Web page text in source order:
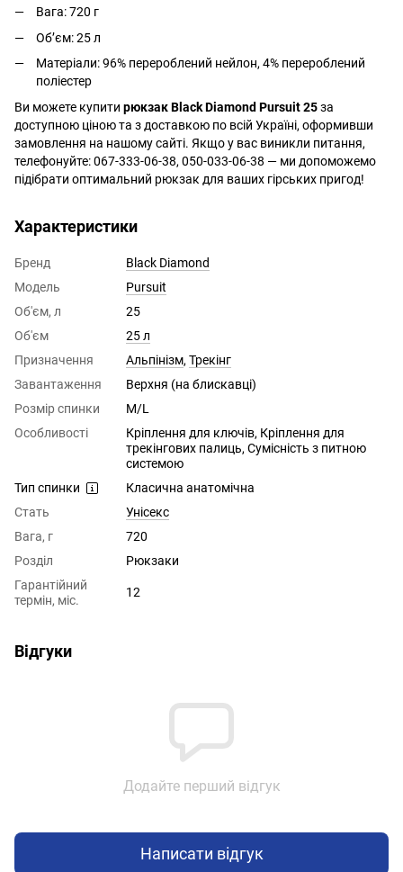
Вага: 720 г
Об’єм: 25 л
Матеріали: 96% перероблений нейлон, 4% перероблений
поліестер
Ви можете купити рюкзак Black Diamond Pursuit 25за
доступною ціною та з доставкою по всій Україні, оформивши
замовлення на нашому сайті. Якщо у вас виникли питання,
телефонуйте: 067-333-06-38, 050-033-06-38 — ми допоможемо
підібрати оптимальний рюкзак для ваших гірських пригод!
Характеристики
Бренд
Black Diamond
Модель
Pursuit
Об'єм, л
25
Об'єм
25 л
Призначення
Альпінізм, Трекінг
Завантаження
Верхня (на блискавці)
Розмір спинки
M/L
Особливості
Кріплення для ключів, Кріплення для
трекінгових палиць, Сумісність з питною
системою
Тип спинки
Класична анатомічна
Стать
Унісекс
Вага, г
720
Розділ
Рюкзаки
Гарантійний
термін, міс.
12
Відгуки
Додайте перший відгук
Написати відгук